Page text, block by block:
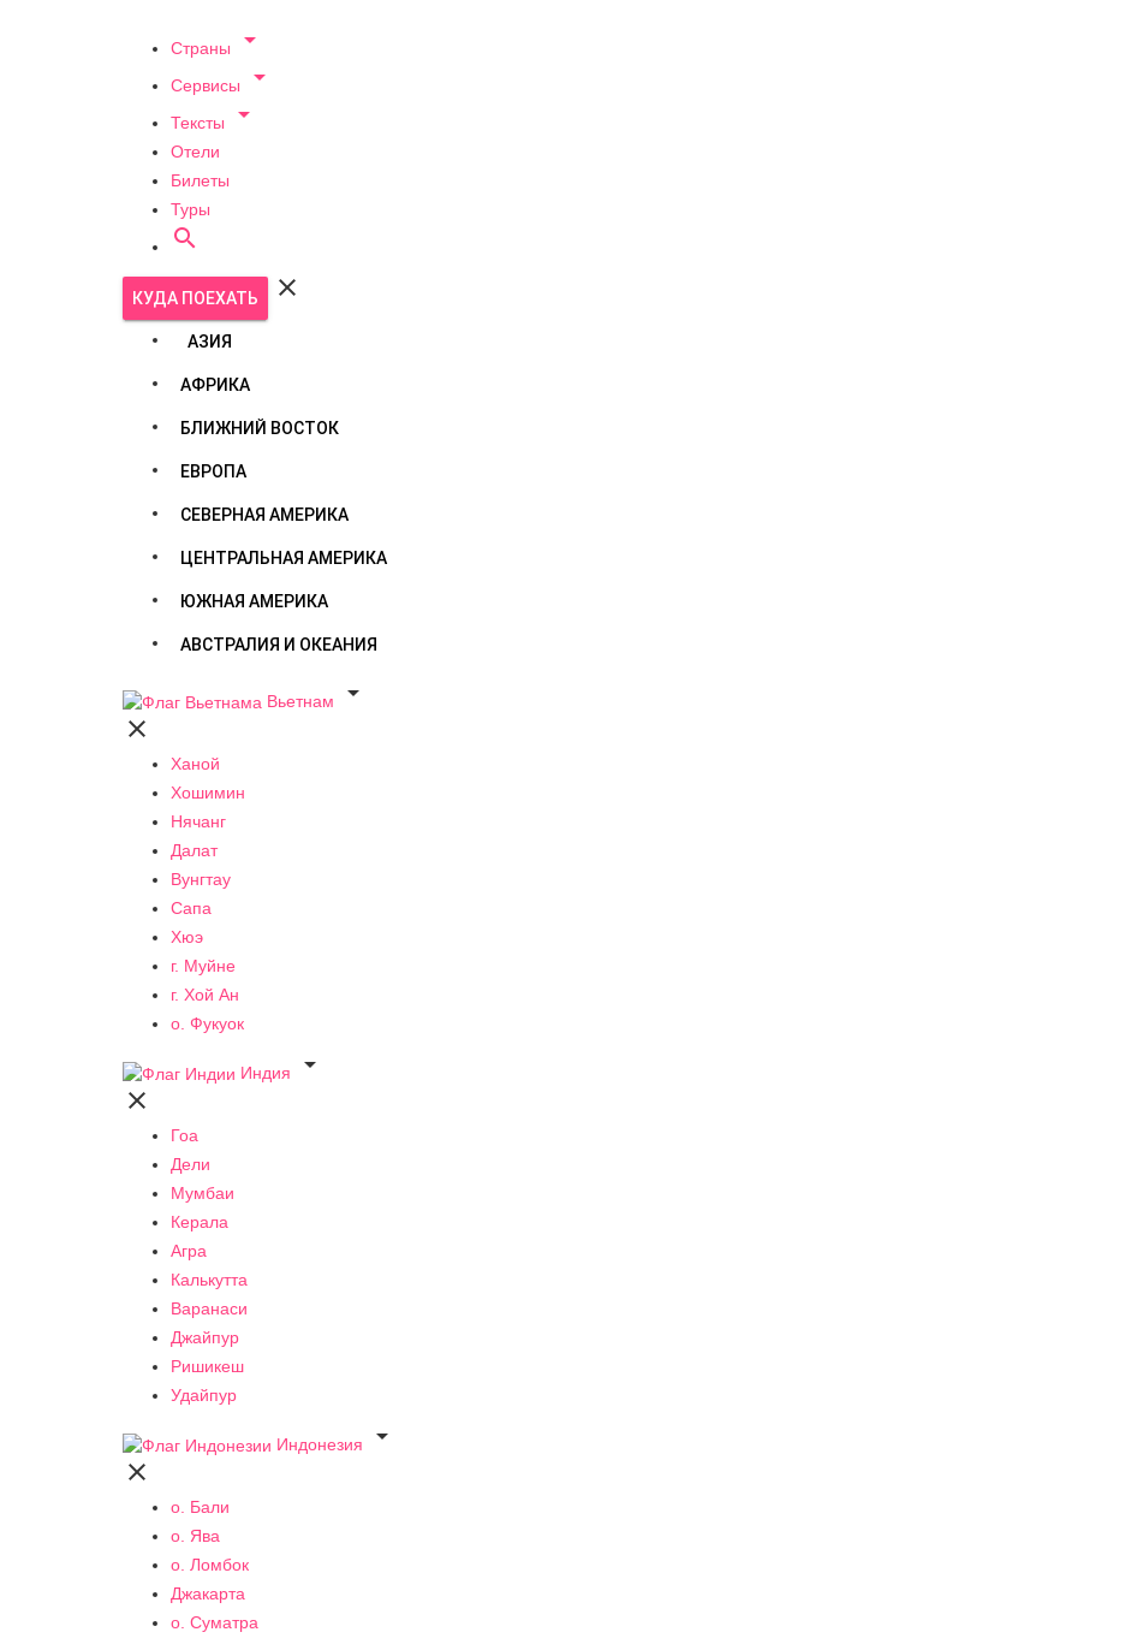
Страны 
Сервисы 
Тексты 
Отели
Билеты
Туры

КУДА ПОЕХАТЬ 
АЗИЯ
АФРИКА
БЛИЖНИЙ ВОСТОК
ЕВРОПА
СЕВЕРНАЯ АМЕРИКА
ЦЕНТРАЛЬНАЯ АМЕРИКА
ЮЖНАЯ АМЕРИКА
АВСТРАЛИЯ И ОКЕАНИЯ
Вьетнам


Ханой
Хошимин
Нячанг
Далат
Вунгтау
Сапа
Хюэ
г. Муйне
г. Хой Ан
о. Фукуок
Индия


Гоа
Дели
Мумбаи
Керала
Агра
Калькутта
Варанаси
Джайпур
Ришикеш
Удайпур
Индонезия


о. Бали
о. Ява
о. Ломбок
Джакарта
о. Суматра